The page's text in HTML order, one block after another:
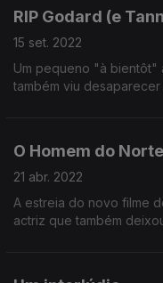
RIP Godard (e
15 set. 2022
Um pequeno "à bientôt"
também viu
O Homem do
21 abr. 2022
A estreia do novo filme
actriz que também